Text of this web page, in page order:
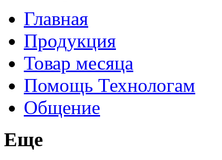
Главная
Продукция
Товар месяца
Помощь Технологам
Общение
Еще